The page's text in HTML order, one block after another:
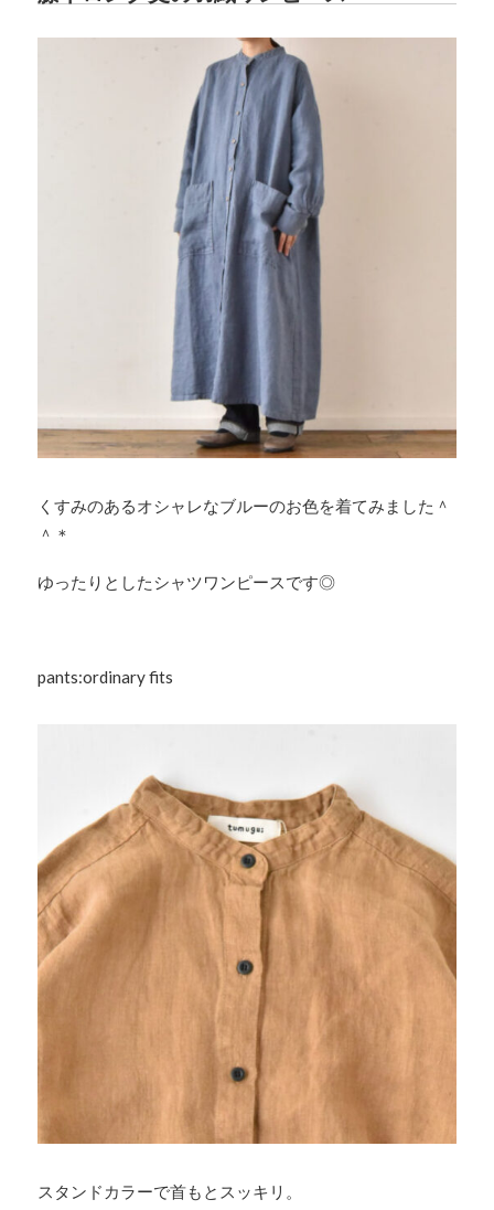
くすみのあるオシャレなブルーのお色を着てみました＾
＾＊
ゆったりとしたシャツワンピースです◎
pants:ordinary fits
スタンドカラーで首もとスッキリ。